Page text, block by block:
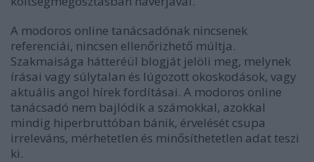
A modoros online tanácsadónak nincsenek
referenciái, nincsen ellenőrizhető múltja.
Szakmaisága hátteréül blogját jelöli meg, melynek
írásai vagy súlytalan és lúgozott okoskodások, vagy
aktuális angol hírek fordításai. A modoros online
tanácsadó nem bajlódik a számokkal, azokkal
mindig hiperbruttóban bánik, érvelését csupa
irreleváns, mérhetetlen és minősíthetetlen adat teszi
ki.